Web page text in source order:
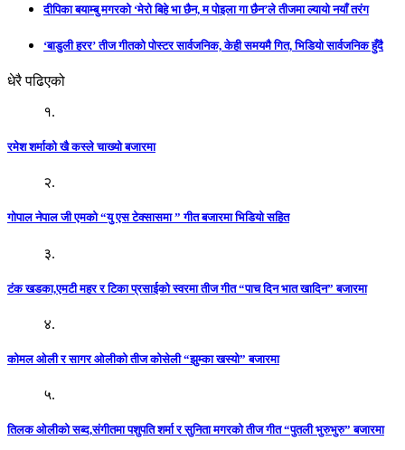
दीपिका बयाम्बु मगरको ‘मेरो बिहे भा छैन, म पोइला गा छैन’ले तीजमा ल्यायो नयाँ तरंग
‘बाडुली हरर’ तीज गीतको पोस्टर सार्वजनिक, केही समयमै गित, भिडियो सार्वजनिक हुँदै
धेरै पढिएको
१.
रमेश शर्माको खै कस्ले चाख्यो बजारमा
२.
गोपाल नेपाल जी एमको “यु एस टेक्सासमा ” गीत बजारमा भिडियो सहित
३.
टंक खडका,एमटी महर र टिका प्रसाईको स्वरमा तीज गीत “पाच दिन भात खादिन” बजारमा
४.
कोमल ओली र सागर ओलीको तीज कोसेली “झुम्का खस्यो” बजारमा
५.
तिलक ओलीको सब्द,संगीतमा पशुपति शर्मा र सुनिता मगरको तीज गीत “पुतली भुरुभुरु” बजारमा